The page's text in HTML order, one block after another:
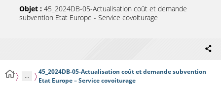
Objet : 45_2024DB-05-Actualisation coût et demande
subvention Etat Europe - Service covoiturage
...
45_2024DB-05-Actualisation coût et demande subvention
Etat Europe – Service covoiturage